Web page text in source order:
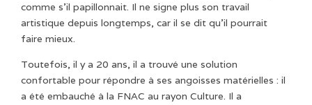
comme s’il papillonnait. Il ne signe plus son travail
artistique depuis longtemps, car il se dit qu’il pourrait
faire mieux.
Toutefois, il y a 20 ans, il a trouvé une solution
confortable pour répondre à ses angoisses matérielles : il
a été embauché à la FNAC au rayon Culture. Il a